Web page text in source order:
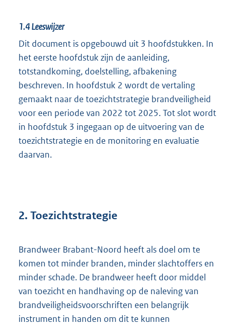
1.4Leeswijzer
Dit document is opgebouwd uit 3 hoofdstukken. In
het eerste hoofdstuk zijn de aanleiding,
totstandkoming, doelstelling, afbakening
beschreven. In hoofdstuk 2 wordt de vertaling
gemaakt naar de toezichtstrategie brandveiligheid
voor een periode van 2022 tot 2025. Tot slot wordt
in hoofdstuk 3 ingegaan op de uitvoering van de
toezichtstrategie en de monitoring en evaluatie
daarvan.
2. Toezichtstrategie
Brandweer Brabant-Noord heeft als doel om te
komen tot minder branden, minder slachtoffers en
minder schade. De brandweer heeft door middel
van toezicht en handhaving op de naleving van
brandveiligheidsvoorschriften een belangrijk
instrument in handen om dit te kunnen